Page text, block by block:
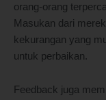
orang-orang
Masukan dari
kekurangan yang
untuk perbaikan.
Feedback juga